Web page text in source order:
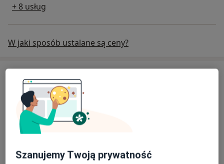
+ 8 usług
W jaki sposób ustalane są ceny?
Psycholog
Psycholog, Psychoterapeuta
Szanujemy Twoją prywatność